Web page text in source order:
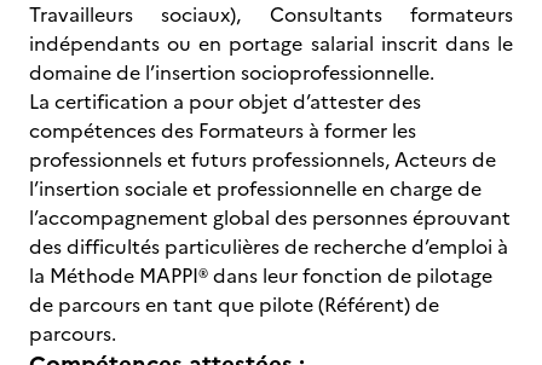
Travailleurs sociaux), Consultants formateurs
indépendants ou en portage salarial inscrit dans le
domaine de l’insertion socioprofessionnelle.
La certification a pour objet d’attester des
compétences des Formateurs à former les
professionnels et futurs professionnels, Acteurs de
l’insertion sociale et professionnelle en charge de
l’accompagnement global des personnes éprouvant
des difficultés particulières de recherche d’emploi à
la Méthode MAPPI® dans leur fonction de pilotage
de parcours en tant que pilote (Référent) de
parcours.